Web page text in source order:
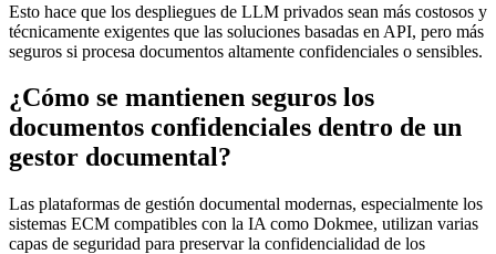
Esto hace que los despliegues de LLM privados sean más costosos y
técnicamente exigentes que las soluciones basadas en API, pero más
seguros si procesa documentos altamente confidenciales o sensibles.
¿Cómo se mantienen seguros los
documentos confidenciales dentro de un
gestor documental?
Las plataformas de gestión documental modernas, especialmente los
sistemas ECM compatibles con la IA como Dokmee, utilizan varias
capas de seguridad para preservar la confidencialidad de los